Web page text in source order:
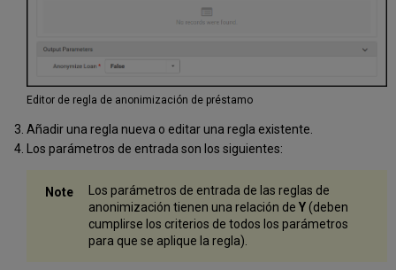
Editor de regla de anonimización de préstamo
Añadir una regla nueva o editar una regla existente.
Los parámetros de entrada son los siguientes:
Los parámetros de entrada de las reglas de
anonimización tienen una relación de Y(deben
cumplirse los criterios de todos los parámetros
para que se aplique la regla).